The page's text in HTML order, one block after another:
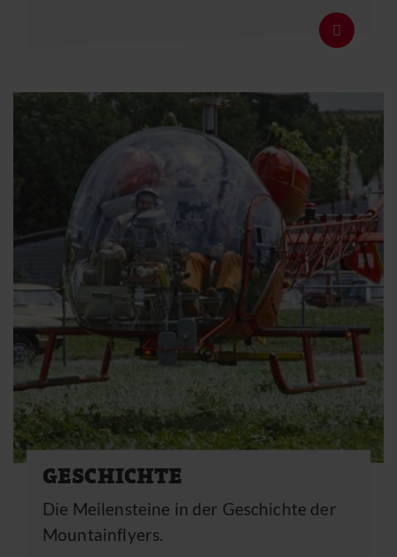
Details
GESCHICHTE
Die Meilensteine in der Geschichte der
Mountainflyers.